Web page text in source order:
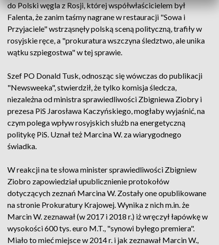
do Polski węgla z Rosji, której współwłaścicielem był
Falenta, że zanim taśmy nagrane w restauracji "Sowa i
Przyjaciele" wstrząsnęły polską sceną polityczną, trafiły w
rosyjskie ręce, a "prokuratura wszczyna śledztwo, ale unika
wątku szpiegostwa" w tej sprawie.
Szef PO Donald Tusk, odnosząc się wówczas do publikacji
"Newsweeka", stwierdził, że tylko komisja śledcza,
niezależna od ministra sprawiedliwości Zbigniewa Ziobry i
prezesa PiS Jarosława Kaczyńskiego, mogłaby wyjaśnić, na
czym polega wpływ rosyjskich służb na energetyczną
politykę PiS. Uznał też Marcina W. za wiarygodnego
świadka.
W reakcji na te słowa minister sprawiedliwości Zbigniew
Ziobro zapowiedział upublicznienie protokołów
dotyczących zeznań Marcina W. Zostały one opublikowane
na stronie Prokuratury Krajowej. Wynika z nich m.in. że
Marcin W. zeznawał (w 2017 i 2018 r.) iż wręczył łapówkę w
wysokości 600 tys. euro M.T., "synowi byłego premiera".
Miało to mieć miejsce w 2014 r. i jak zeznawał Marcin W.,